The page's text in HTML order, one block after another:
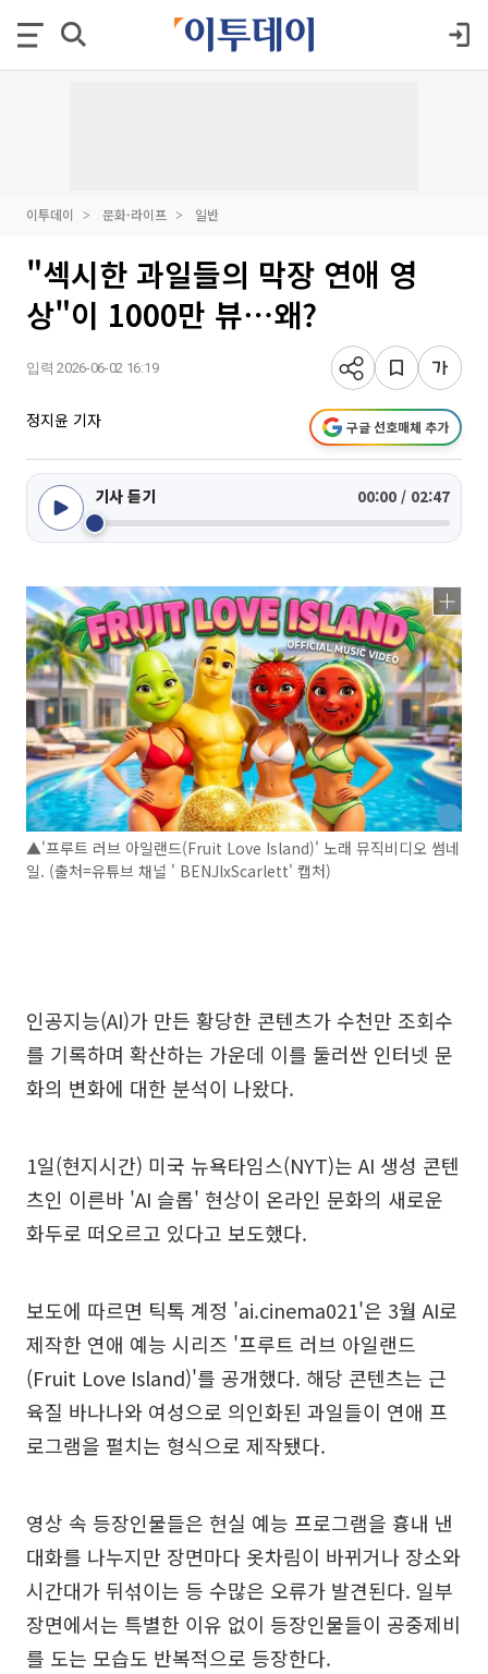
이투데이 문화·라이프 일반
"섹시한 과일들의 막장 연애 영
상"이 1000만 뷰⋯왜?
입력 2026-06-02 16:19
정지윤 기자 구글 선호매체 추가
기사 듣기 00:00 / 02:47
▲'프루트 러브 아일랜드(Fruit Love Island)' 노래 뮤직비디오 썸네
일. (출처=유튜브 채널 ' BENJIxScarlett' 캡처)
인공지능(AI)가 만든 황당한 콘텐츠가 수천만 조회수
를 기록하며 확산하는 가운데 이를 둘러싼 인터넷 문
화의 변화에 대한 분석이 나왔다.
1일(현지시간) 미국 뉴욕타임스(NYT)는 AI 생성 콘텐
츠인 이른바 'AI 슬롭' 현상이 온라인 문화의 새로운
화두로 떠오르고 있다고 보도했다.
보도에 따르면 틱톡 계정 'ai.cinema021'은 3월 AI로
제작한 연애 예능 시리즈 '프루트 러브 아일랜드
(Fruit Love Island)'를 공개했다. 해당 콘텐츠는 근
육질 바나나와 여성으로 의인화된 과일들이 연애 프
로그램을 펼치는 형식으로 제작됐다.
영상 속 등장인물들은 현실 예능 프로그램을 흉내 낸
대화를 나누지만 장면마다 옷차림이 바뀌거나 장소와
시간대가 뒤섞이는 등 수많은 오류가 발견된다. 일부
장면에서는 특별한 이유 없이 등장인물들이 공중제비
를 도는 모습도 반복적으로 등장한다.